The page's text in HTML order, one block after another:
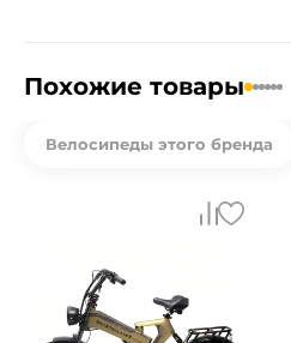
Похожие товары
Велосипеды этого бренда